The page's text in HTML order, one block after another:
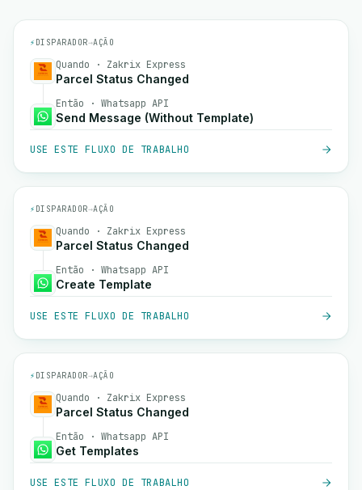
⚡ DISPARADOR→AÇÃO
Quando · Zakrix Express
Parcel Status Changed
Então · Whatsapp API
Send Message (Without Template)
USE ESTE FLUXO DE TRABALHO
⚡ DISPARADOR→AÇÃO
Quando · Zakrix Express
Parcel Status Changed
Então · Whatsapp API
Create Template
USE ESTE FLUXO DE TRABALHO
⚡ DISPARADOR→AÇÃO
Quando · Zakrix Express
Parcel Status Changed
Então · Whatsapp API
Get Templates
USE ESTE FLUXO DE TRABALHO